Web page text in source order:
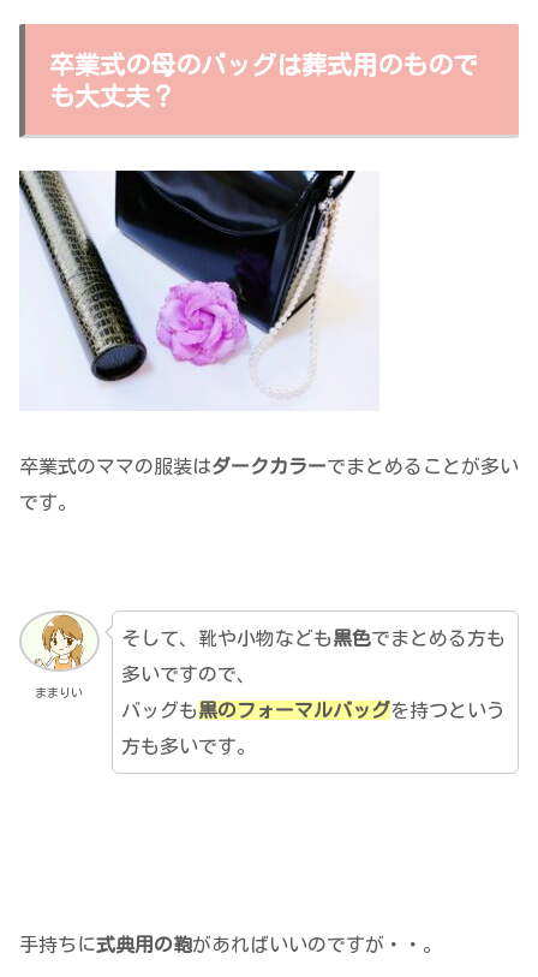
卒業式の母のバッグは葬式用のもので
も大丈夫？
卒業式のママの服装はダークカラーでまとめることが多い
です。
ままりい
そして、靴や小物なども黒色でまとめる方も
多いですので、
バッグも黒のフォーマルバッグを持つという
方も多いです。
手持ちに式典用の鞄があればいいのですが・・。